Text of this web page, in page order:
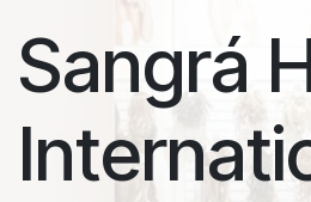
Sangrá